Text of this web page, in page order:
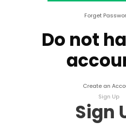
Forget
Do not
Create an
Sign Up
Sign